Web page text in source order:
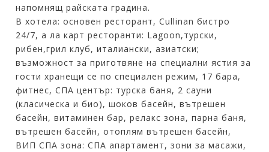
напомнящ райската градина.
В хотела: основен ресторант, Cullinan бистро
24/7, а ла карт ресторанти: Lagoon,турски,
рибен,грил клуб, италиански, азиатски;
възможност за приготвяне на специални ястия за
гости хранещи се по специален режим, 17 бара,
фитнес, СПА център: турска баня, 2 сауни
(класическа и био), шоков басейн, вътрешен
басейн, витаминен бар, релакс зона, парна баня,
вътрешен басейн, отоплям вътрешен басейн,
ВИП СПА зона: СПА апартамент, зони за масажи,